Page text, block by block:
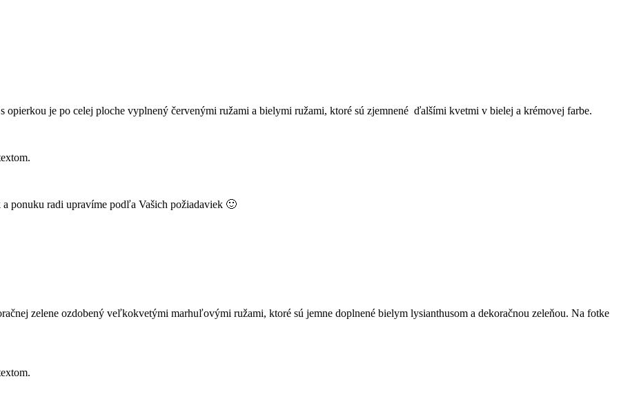
opierkou je po celej ploche vyplnený červenými ružami a bielymi ružami, ktoré sú zjemnené ďalšími kvetmi v bielej a krémovej farbe.
ponuku radi upravíme podľa Vašich požiadaviek 🙂
zelene ozdobený veľkokvetými marhuľovými ružami, ktoré sú jemne doplnené bielym lysianthusom a dekoračnou zeleňou. Na fotke